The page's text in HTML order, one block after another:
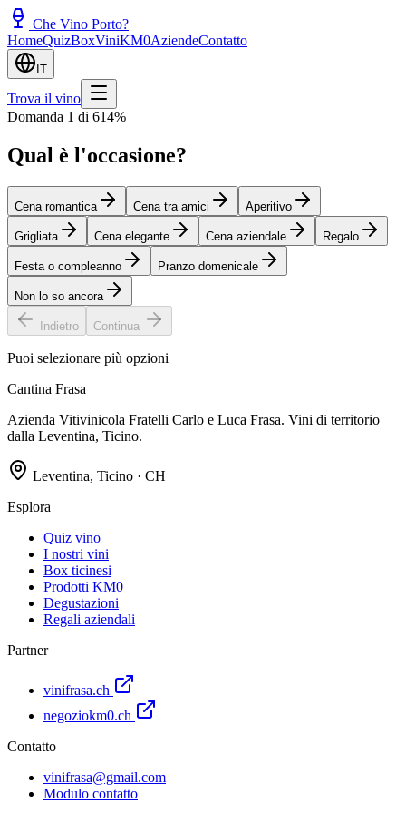
Che Vino Porto?
HomeQuizBoxViniKM0AziendeContatto
IT
Trova il vino
Domanda 1 di 614%
Qual è l'occasione?
Cena romantica Cena tra amici Aperitivo
Grigliata Cena elegante Cena aziendale Regalo
Festa o compleanno Pranzo domenicale
Non lo so ancora
Indietro Continua
Puoi selezionare più opzioni
Cantina Frasa
Azienda Vitivinicola Fratelli Carlo e Luca Frasa. Vini di territorio
dalla Leventina, Ticino.
Leventina, Ticino · CH
Esplora
Quiz vino
I nostri vini
Box ticinesi
Prodotti KM0
Degustazioni
Regali aziendali
Partner
vinifrasa.ch
negoziokm0.ch
Contatto
vinifrasa@gmail.com
Modulo contatto